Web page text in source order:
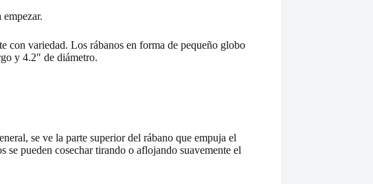
con variedad. Los rábanos en forma de pequeño globo
y 4.2″ de diámetro.
se ve la parte superior del rábano que empuja el
se pueden cosechar tirando o aflojando suavemente el